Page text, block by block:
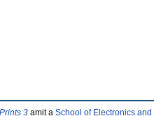
3 amit a School of Electronics